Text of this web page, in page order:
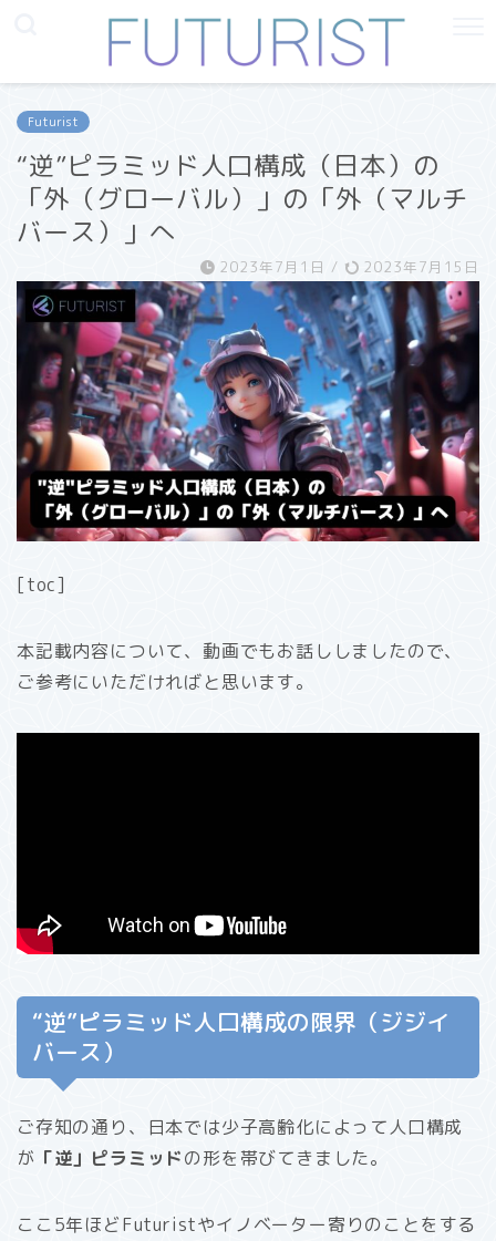
Futurist
“逆”ピラミッド人口構成（日本）の
「外（グローバル）」の「外（マルチ
バース）」へ
2023年7月1日 / 2023年7月15日
[toc]
本記載内容について、動画でもお話ししましたので、
ご参考にいただければと思います。
“逆”ピラミッド人口構成の限界（ジジイ
バース）
ご存知の通り、日本では少子高齢化によって人口構成
が 「逆」ピラミッドの形を帯びてきました。
ここ5年ほどFuturistやイノベーター寄りのことをする